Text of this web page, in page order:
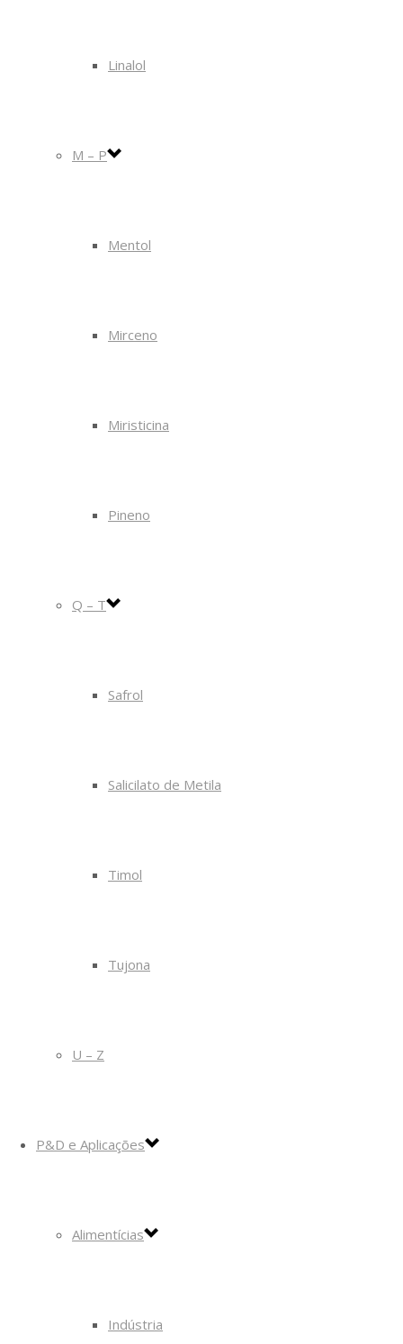
Linalol
M – P
Mentol
Mirceno
Miristicina
Pineno
Q – T
Safrol
Salicilato de Metila
Timol
Tujona
U – Z
P&D e Aplicações
Alimentícias
Indústria